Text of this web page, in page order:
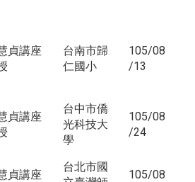
貞講座
台南市歸
仁國小
105/08
/13
貞講座
台中市僑
光科技大
學
105/08
/24
貞講座
台北市國
105/08